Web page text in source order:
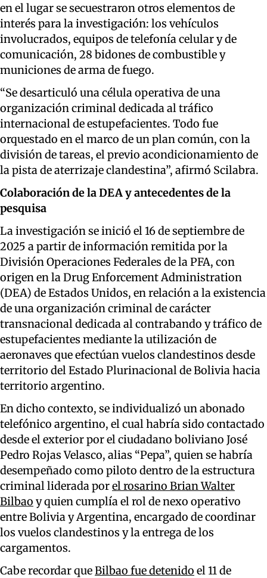
en el lugar se secuestraron otros elementos de
interés para la investigación: los vehículos
involucrados, equipos de telefonía celular y de
comunicación, 28 bidones de combustible y
municiones de arma de fuego.
“Se desarticuló una célula operativa de una
organización criminal dedicada al tráfico
internacional de estupefacientes. Todo fue
orquestado en el marco de un plan común, con la
división de tareas, el previo acondicionamiento de
la pista de aterrizaje clandestina”, afirmó Scilabra.
Colaboración de la DEA y antecedentes de la
pesquisa
La investigación se inició el 16 de septiembre de
2025 a partir de información remitida por la
División Operaciones Federales de la PFA, con
origen en la Drug Enforcement Administration
(DEA) de Estados Unidos, en relación a la existencia
de una organización criminal de carácter
transnacional dedicada al contrabando y tráfico de
estupefacientes mediante la utilización de
aeronaves que efectúan vuelos clandestinos desde
territorio del Estado Plurinacional de Bolivia hacia
territorio argentino.
En dicho contexto, se individualizó un abonado
telefónico argentino, el cual habría sido contactado
desde el exterior por el ciudadano boliviano José
Pedro Rojas Velasco, alias “Pepa”, quien se habría
desempeñado como piloto dentro de la estructura
criminal liderada porel rosarino Brian Walter
Bilbao y quien cumplía el rol de nexo operativo
entre Bolivia y Argentina, encargado de coordinar
los vuelos clandestinos y la entrega de los
cargamentos.
Cabe recordar queBilbao fue detenido el 11 de